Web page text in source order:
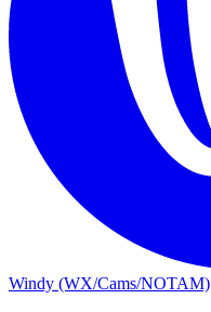
Windy (WX/Cams/NOTAM)